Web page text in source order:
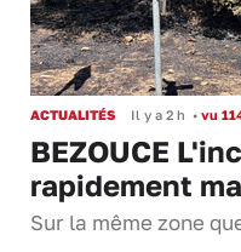
ACTUALITÉS Il y a 2 h • vu
BEZOUCE
rapidement
Sur la même zone